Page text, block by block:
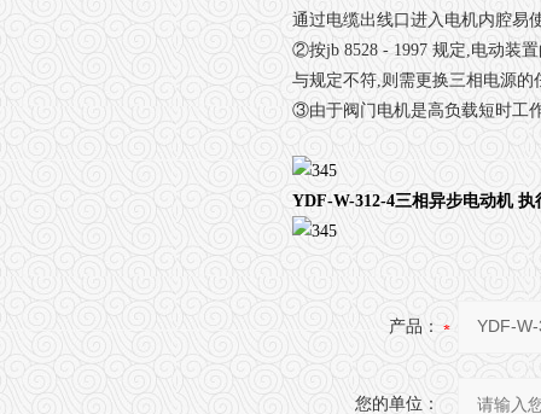
通过电缆出线口进入电机内腔易
②按jb 8528 - 1997 规定,电动装
与规定不符,则需更换三相电源
③由于阀门电机是高负载短时工
YDF-W-312-4三相异步电动机 执
产品：
您的单位：